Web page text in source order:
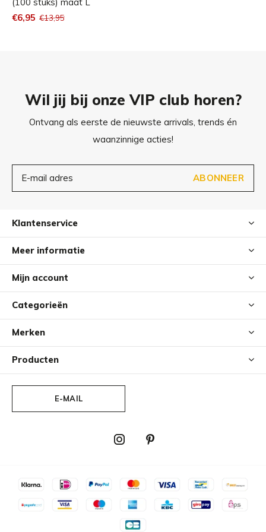
tegen micro-organismen)
NEN-EN 455-1, 2, 3, 4 (medische handschoenen voor
€6,95 €13,95
Wil jij bij onze VIP club horen?
Ontvang als eerste de nieuwste arrivals, trends én
waanzinnige acties!
ABONNEER
Klantenservice
Meer informatie
Mijn account
Categorieën
Merken
Producten
E-MAIL